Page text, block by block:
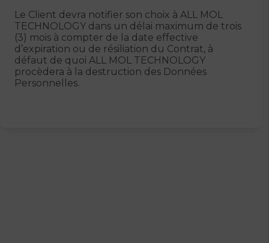
Le Client devra notifier son choix à ALL MOL
TECHNOLOGY dans un délai maximum de trois
(3) mois à compter de la date effective
d’expiration ou de résiliation du Contrat, à
défaut de quoi ALL MOL TECHNOLOGY
procèdera à la destruction des Données
Personnelles.